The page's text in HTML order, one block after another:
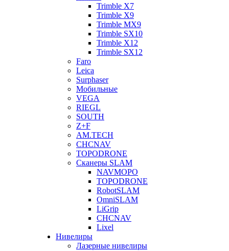
Trimble X7
Trimble X9
Trimble MX9
Trimble SX10
Trimble X12
Trimble SX12
Faro
Leica
Surphaser
Мобильные
VEGA
RIEGL
SOUTH
Z+F
AM.TECH
CHCNAV
TOPODRONE
Сканеры SLAM
NAVMOPO
TOPODRONE
RobotSLAM
OmniSLAM
LiGrip
CHCNAV
Lixel
Нивелиры
Лазерные нивелиры